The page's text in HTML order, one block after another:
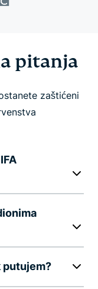
pitanja
zaštićeni
putujem?